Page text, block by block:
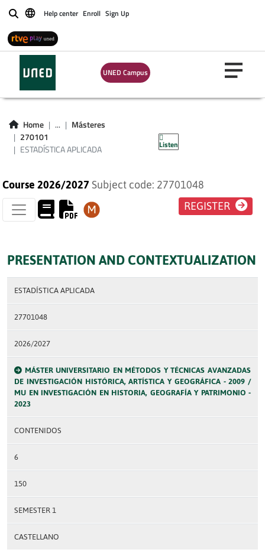
BuscarHelp center Enroll Sign Up
UNED Campus
Home ...
Másteres
270101
ESTADÍSTICA APLICADA
Listen
ESTADÍSTICA
APLICADA
Course 2026/2027 Subject code: 27701048
REGISTER
PRESENTATION AND CONTEXTUALIZATION
ESTADÍSTICA APLICADA
27701048
2026/2027
MÁSTER UNIVERSITARIO EN MÉTODOS Y TÉCNICAS AVANZADAS
DE INVESTIGACIÓN HISTÓRICA, ARTÍSTICA Y GEOGRÁFICA - 2009 /
MU EN INVESTIGACIÓN EN HISTORIA, GEOGRAFÍA Y PATRIMONIO -
2023
CONTENIDOS
6
150
SEMESTER 1
CASTELLANO